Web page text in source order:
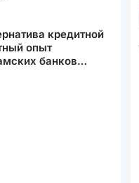
кредитной
опыт
банков